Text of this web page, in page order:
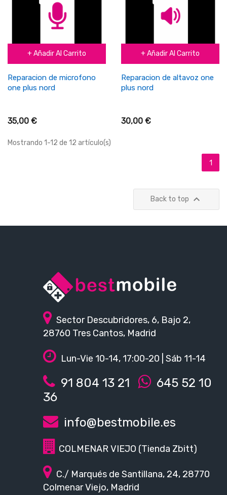
+ Añadir Al Carrito
Reparacion de microfono
one plus nord
35,00 €
+ Añadir Al Carrito
Reparacion de altavoz one
plus nord
30,00 €
Mostrando 1-12 de 12 artículo(s)
1
Back to top 
Sector Descubridores, 6, Bajo 2,
28760 Tres Cantos, Madrid
Lun-Vie 10-14, 17:00-20 | Sáb 11-14
91 804 13 21
645 52 10
36
info@bestmobile.es
COLMENAR VIEJO (Tienda Zbitt)
C./ Marqués de Santillana, 24, 28770
Colmenar Viejo, Madrid